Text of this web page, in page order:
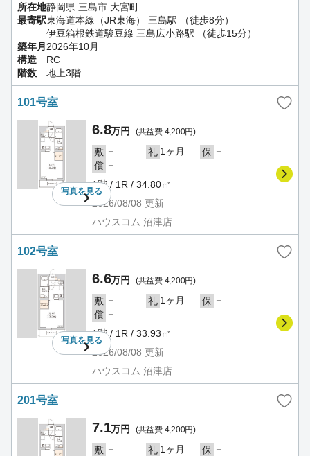
所在地静岡県 三島市 大宮町
最寄駅東海道本線（JR東海） 三島駅 （徒歩8分）
伊豆箱根鉄道駿豆線 三島広小路駅 （徒歩15分）
築年月 2026年10月
構造
RC
階数
地上3階
101号室
写真を見る
6.8万円 (共益費 4,200円)
敷 － 礼 1ヶ月 保 －
償 －
1階 / 1R / 34.80㎡
2026/08/08 更新
ハウスコム 沼津店
102号室
写真を見る
6.6万円 (共益費 4,200円)
敷 － 礼 1ヶ月 保 －
償 －
1階 / 1R / 33.93㎡
2026/08/08 更新
ハウスコム 沼津店
201号室
7.1万円 (共益費 4,200円)
敷 － 礼 1ヶ月 保 －